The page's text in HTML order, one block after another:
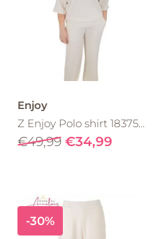
Enjoy
Z Enjoy Polo shirt 183755 offwhite
€49,99 €34,99
-30%